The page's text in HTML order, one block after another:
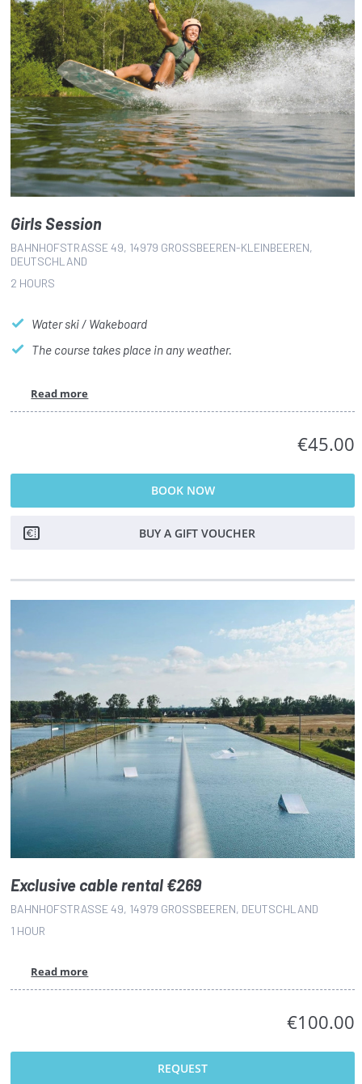
Girls Session
BAHNHOFSTRASSE 49, 14979 GROSSBEEREN-KLEINBEEREN, DE
UTSCHLAND
2 HOURS
Water ski / Wakeboard
The course takes place in any weather.
Read more
€45.00
BOOK NOW
BUY A GIFT VOUCHER
Exclusive cable rental €269
BAHNHOFSTRASSE 49, 14979 GROSSBEEREN, DEUTSCHLAND
1 HOUR
Read more
€100.00
REQUEST